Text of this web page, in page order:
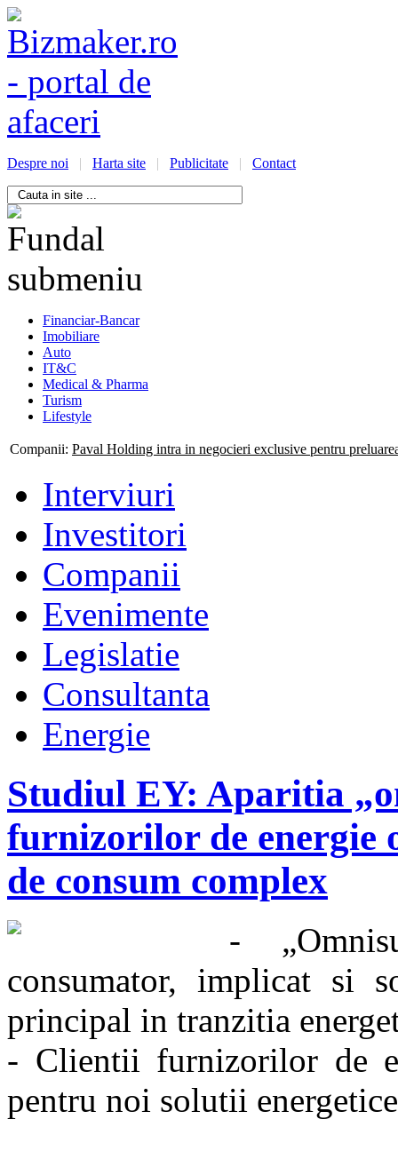
Despre noi | Harta site | Publicitate | Contact
Financiar-Bancar
Imobiliare
Auto
IT&C
Medical & Pharma
Turism
Lifestyle
Companii: Mogo isi consolideaza prezenta nationala prin
Interviuri
Investitori
Companii
Evenimente
Legislatie
Consultanta
Energie
Studiul EY: Aparitia
furnizorilor de energie
de consum complex
-
consumator, implicat si
principal in tranzitia
- Clientii furnizorilor de
pentru noi solutii energetice
oportunitati-